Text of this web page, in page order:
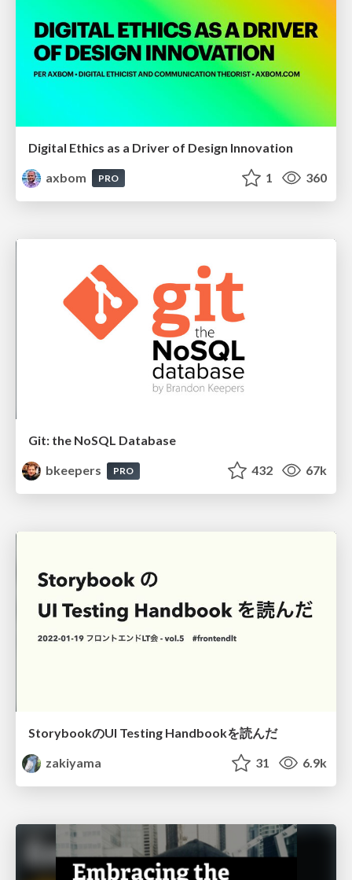
Digital Ethics as a Driver of Design Innovation
axbom
PRO 1 360
Git: the NoSQL Database
bkeepers
PRO 432 67k
StorybookのUI Testing Handbookを読んだ
zakiyama
31 6.9k